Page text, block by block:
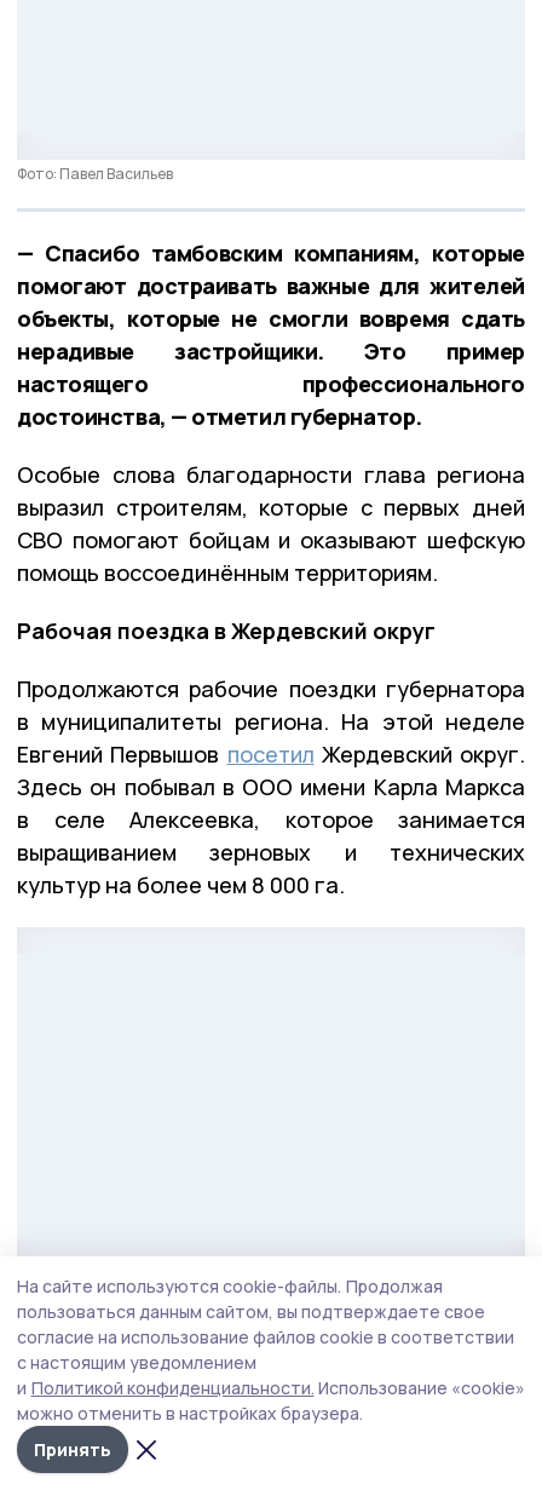
Фото: Павел Васильев
— Спасибо тамбовским компаниям, которые
помогают достраивать важные для жителей
объекты, которые не смогли вовремя сдать
нерадивые застройщики. Это пример
настоящего профессионального
достоинства, — отметил губернатор.
Особые слова благодарности глава региона
выразил строителям, которые с первых дней
СВО помогают бойцам и оказывают шефскую
помощь воссоединённым территориям.
Рабочая поездка в Жердевский округ
Продолжаются рабочие поездки губернатора
в муниципалитеты региона. На этой неделе
Евгений Первышов посетил Жердевский округ.
Здесь он побывал в ООО имени Карла Маркса
в селе Алексеевка, которое занимается
выращиванием зерновых и технических
культур на более чем 8 000 га.
Фото: Алексей Бучнев
Также губернатор посетил плодопитомник
«Жердевский», где выращивают вишню,
яблоки, зерновые и подсолнечник. Продукция
реализуется со знаком «Тамбовская марка».
На сайте используются cookie-файлы. Продолжая
пользоваться данным сайтом, вы подтверждаете свое
согласие на использование файлов cookie в соответствии
с настоящим уведомлением
и Политикой конфиденциальности. Использование «cookie»
можно отменить в настройках браузера.
Принять